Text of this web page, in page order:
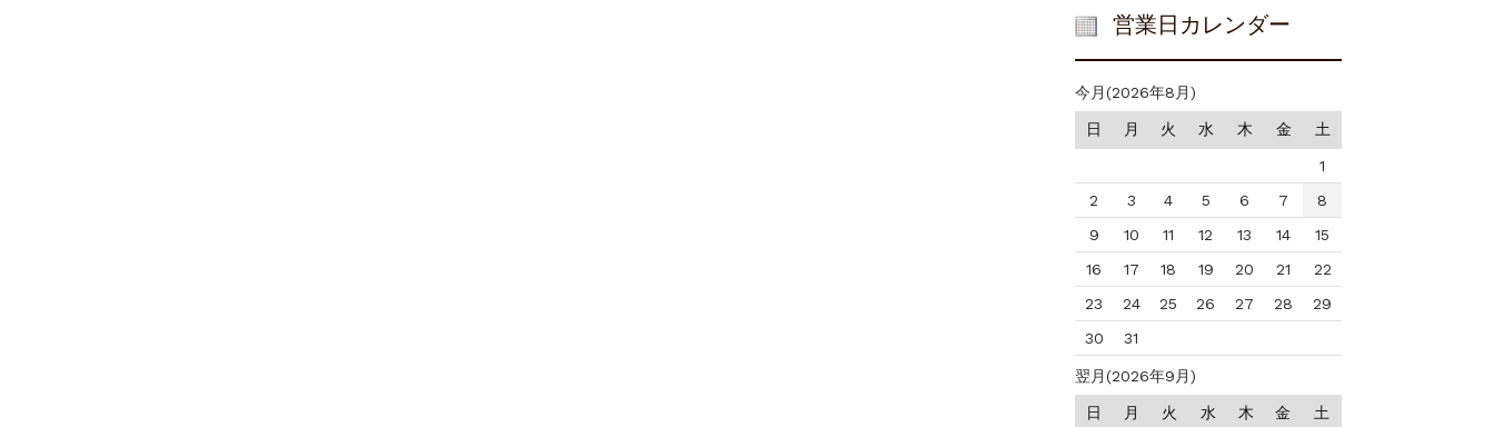
営業日カレンダー
今月(2026年8月)
日 月 火 水 木 金 土
1
2
3 4 5 6 7
8
9
10 11 12 13 14
15
16
17 18 19 20 21
22
23
24 25 26 27 28
29
30
31
翌月(2026年9月)
日 月 火 水 木 金 土